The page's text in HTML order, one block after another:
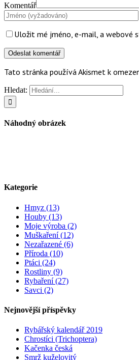
Komentář
Uložit mé jméno, e-mail, a webové
Tato stránka používá Akismet k
Hledat:
Náhodný obrázek
Kategorie
Hmyz (13)
Houby (13)
Moje výroba (2)
Muškaření (12)
Nezařazené (6)
Příroda (10)
Ptáci (24)
Rostliny (9)
Rybaření (27)
Savci (2)
Nejnovější příspěvky
Rybářský kalendář 2019
Chrostíci (Trichoptera)
Kačenka česká
Smrž kuželovitý